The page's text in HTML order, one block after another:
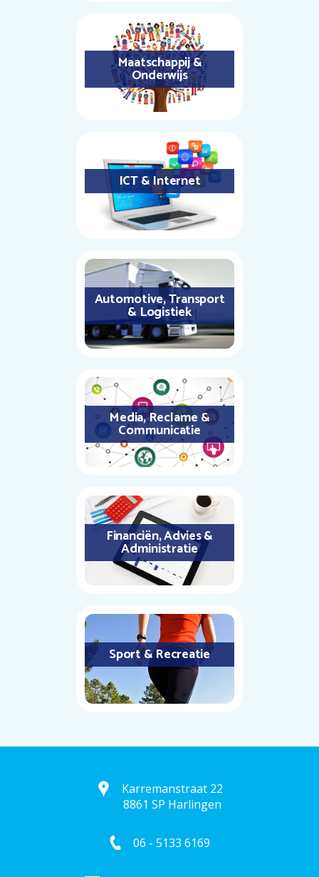
Maatschappij &
Onderwijs
ICT & Internet
Automotive, Transport
& Logistiek
Media, Reclame &
Communicatie
Financiën, Advies &
Administratie
Sport & Recreatie
Karremanstraat 22
8861 SP Harlingen
06 - 5133 6169